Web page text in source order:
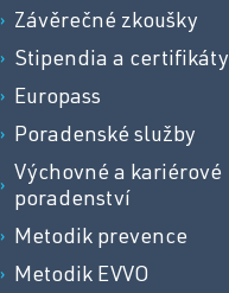
Závěrečné zkoušky
Stipendia a certifikáty
Europass
Poradenské služby
Výchovné a kariérové
poradenství
Metodik prevence
Metodik EVVO